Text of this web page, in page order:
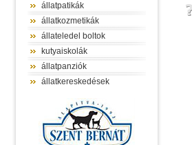
állatpatikák
állatkozmetikák
állateledel boltok
kutyaiskolák
állatpanziók
állatkereskedések